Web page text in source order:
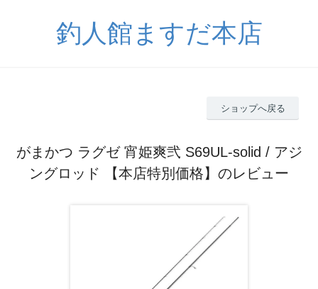
釣人館ますだ本店
ショップへ戻る
がまかつ ラグゼ 宵姫爽弐 S69UL-solid / アジ
ングロッド 【本店特別価格】のレビュー